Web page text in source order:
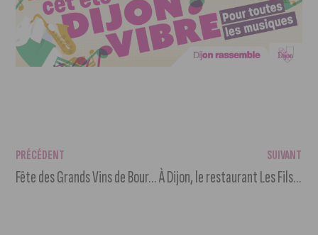
PRÉCÉDENT
Fête des Grands Vins de Bourgogne : plus de 100 appellations à découvrir
SUIVANT
À Dijon, le restaurant Les Fils à maman garde vos enfants pendant votre dîner